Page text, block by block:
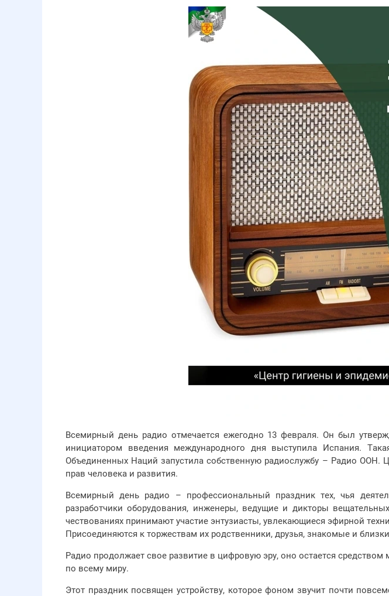
Всемирный день радио отмечается ежегодно 13 февраля. Он был
инициатором введения международного дня выступила Испания.
Объединенных Наций запустила собственную радиослужбу – Радио ООН.
прав человека и развития.
Всемирный день радио – профессиональный праздник тех, чья
разработчики оборудования, инженеры, ведущие и дикторы
чествованиях принимают участие энтузиасты, увлекающиеся эфирной
Присоединяются к торжествам их родственники, друзья, знакомые и
Радио продолжает свое развитие в цифровую эру, оно остается
по всему миру.
Этот праздник посвящен устройству, которое фоном звучит почти